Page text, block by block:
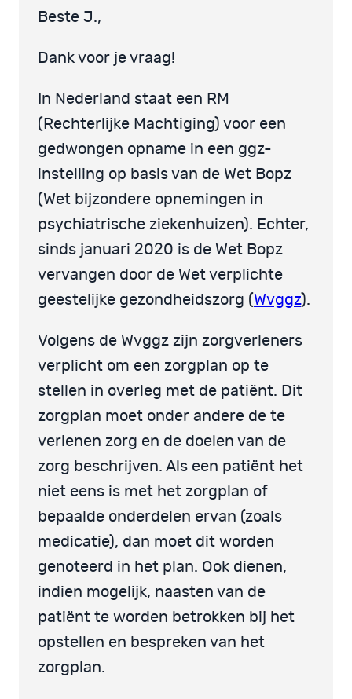
Beste J.,
Dank voor je vraag!
In Nederland staat een RM
(Rechterlijke Machtiging) voor een
gedwongen opname in een ggz-
instelling op basis van de Wet Bopz
(Wet bijzondere opnemingen in
psychiatrische ziekenhuizen). Echter,
sinds januari 2020 is de Wet Bopz
vervangen door de Wet verplichte
geestelijke gezondheidszorg (Wvggz).
Volgens de Wvggz zijn zorgverleners
verplicht om een zorgplan op te
stellen in overleg met de patiënt. Dit
zorgplan moet onder andere de te
verlenen zorg en de doelen van de
zorg beschrijven. Als een patiënt het
niet eens is met het zorgplan of
bepaalde onderdelen ervan (zoals
medicatie), dan moet dit worden
genoteerd in het plan. Ook dienen,
indien mogelijk, naasten van de
patiënt te worden betrokken bij het
opstellen en bespreken van het
zorgplan.